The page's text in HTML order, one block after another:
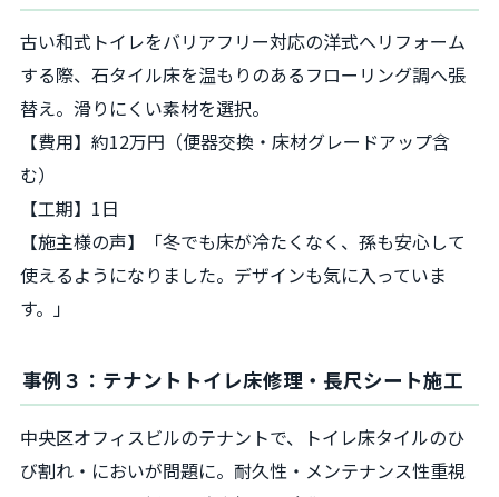
古い和式トイレをバリアフリー対応の洋式へリフォーム
する際、石タイル床を温もりのあるフローリング調へ張
替え。滑りにくい素材を選択。
【費用】約12万円（便器交換・床材グレードアップ含
む）
【工期】1日
【施主様の声】「冬でも床が冷たくなく、孫も安心して
使えるようになりました。デザインも気に入っていま
す。」
事例３：テナントトイレ床修理・長尺シート施工
中央区オフィスビルのテナントで、トイレ床タイルのひ
び割れ・においが問題に。耐久性・メンテナンス性重視